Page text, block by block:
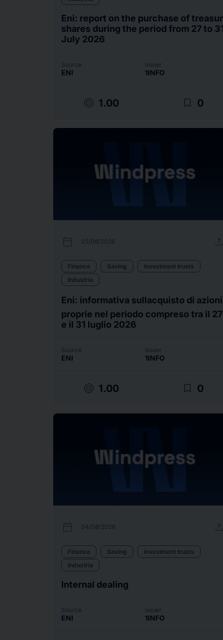
Eni: report on the purchase of
shares during the period from 27 to
July 2026
Source
ENI
Issuer
1INFO
target 1.00 bookmark_border 0
calendar_today 05/08/2026
Finance Saving
Investment trusts
Industria
Eni: informativa sullacquisto di azioni
proprie nel periodo compreso tra il 27
e il 31 luglio 2026
Source
ENI
Issuer
1INFO
target 1.00 bookmark_border 0
calendar_today 04/08/2026
Finance Saving
Investment trusts
Industria
Internal dealing
Source
ENI
Issuer
1INFO